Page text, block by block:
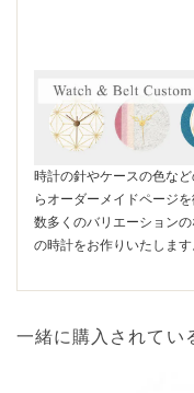
時計の針やケースの色な
らオーダーメイドページを
数多くのバリエーション
の時計をお作りいたします
一緒に購入されてい